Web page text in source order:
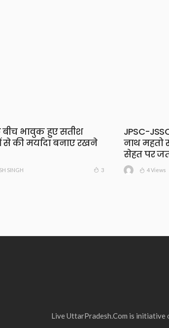
भावुक हुए सतीश
से की मर्यादा बनाए रखने
SINGH 3
JPSC-
नाथ महतो
सेहत पर
4 Views
Live UttarPradesh.Com is